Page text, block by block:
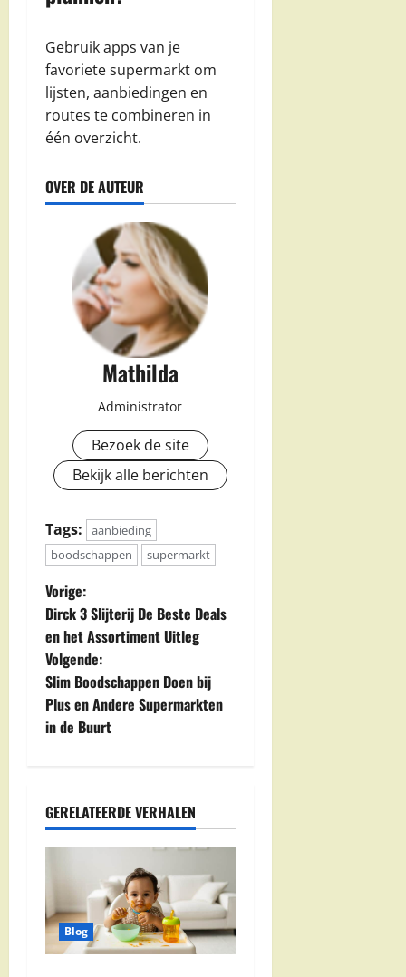
Gebruik apps van je
favoriete supermarkt om
lijsten, aanbiedingen en
routes te combineren in
één overzicht.
OVER DE AUTEUR
Mathilda
Administrator
Bezoek de site
Bekijk alle berichten
Tags:
aanbieding
boodschappen
supermarkt
B
e
r
i
t
a
v
Vorige:
Dirck 3 Slijterij De Beste Deals
en het Assortiment Uitleg
Volgende:
Slim Boodschappen Doen bij
Plus en Andere Supermarkten
in de Buurt
GERELATEERDE VERHALEN
Blog